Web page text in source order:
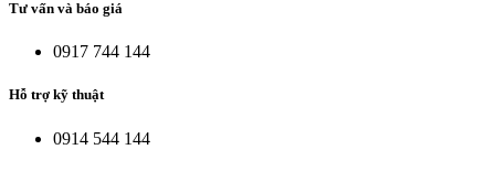
Tư vấn và báo giá
0917 744 144
Hỗ trợ kỹ thuật
0914 544 144